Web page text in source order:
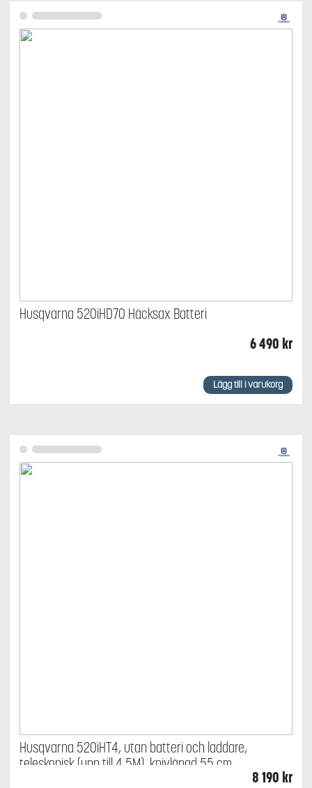
Husqvarna 520iHD70 Häcksax Batteri
6 490 kr
Lägg till i varukorg
Husqvarna 520iHT4, utan batteri och laddare,
teleskopisk (upp till 4,5M), knivlängd 55 cm
8 190 kr